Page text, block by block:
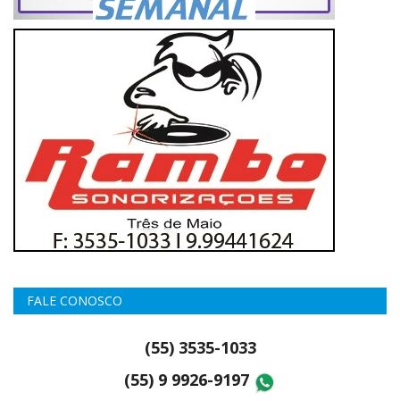
FALE CONOSCO
(55) 3535-1033
(55) 9 9926-9197